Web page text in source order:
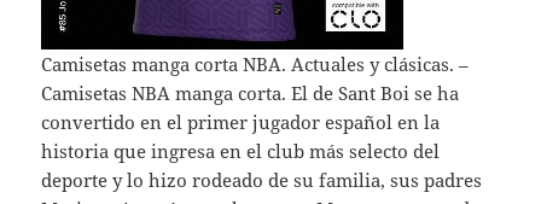
Camisetas manga corta NBA. Actuales y clásicas. –
Camisetas NBA manga corta. El de Sant Boi se ha
convertido en el primer jugador español en la
historia que ingresa en el club más selecto del
deporte y lo hizo rodeado de su familia, sus padres